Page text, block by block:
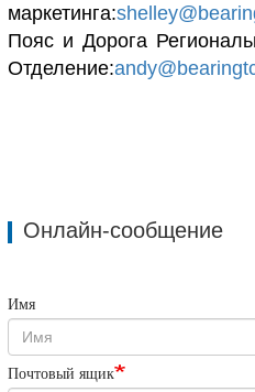
маркетинга:
Пояс и Дорога
Отделение:
Онлайн-сообщение
Имя
Почтовый ящик